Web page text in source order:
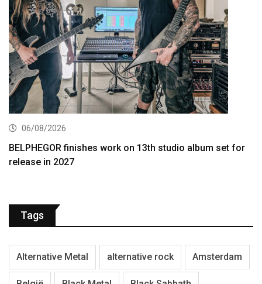
06/08/2026
BELPHEGOR finishes work on 13th studio album set for
release in 2027
Tags
Alternative Metal alternative rock Amsterdam